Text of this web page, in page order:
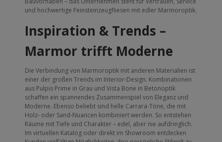
und hochwertige Feinsteinzeugfliesen mit edler Marmoroptik.
Inspiration & Trends –
Marmor trifft Moderne
Die Verbindung von Marmoroptik mit anderen Materialien ist
einer der großen Trends im Interior-Design. Kombinationen
aus Pulpis Prime in Grau und Vista Bone in Betonoptik
schaffen ein spannendes Zusammenspiel von Eleganz und
Moderne. Ebenso beliebt sind helle Carrara-Töne, die mit
Holz- oder Sand-Nuancen kombiniert werden. So entstehen
Räume mit Tiefe und Charakter – edel, aber nie aufdringlich.
Im virtuellen Katalog oder direkt im Showroom entdecken